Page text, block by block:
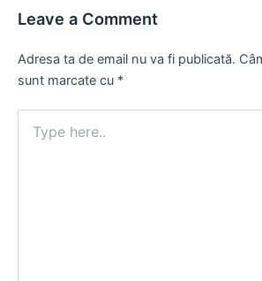
Leave a Comment
Adresa ta de email nu va fi publicată.
sunt marcate cu *
here..